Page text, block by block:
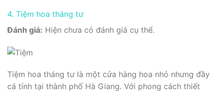
4. Tiệm hoa tháng tư
Đánh giá: Hiện chưa có đánh giá cụ thể.
Tiệm hoa tháng tư là một cửa hàng hoa nhỏ nhưng đầy
cá tính tại thành phố Hà Giang. Với phong cách thiết